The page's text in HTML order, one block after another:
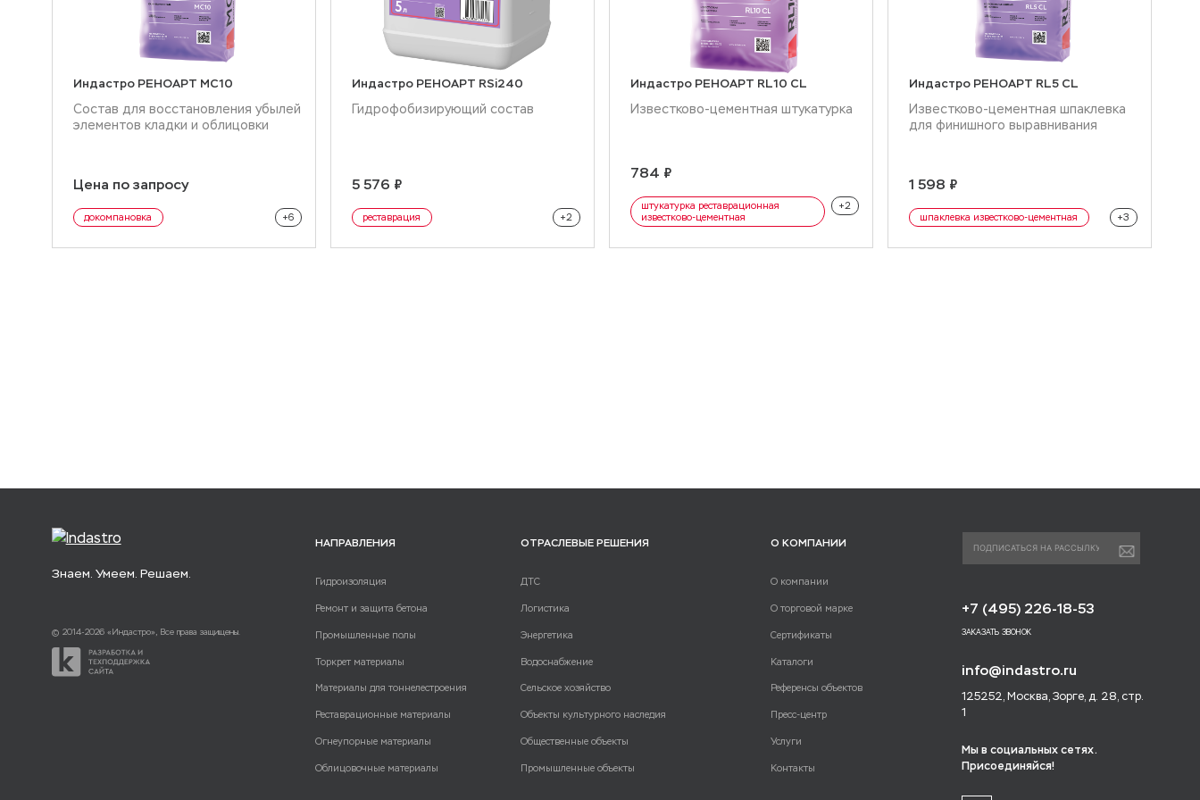
Индастро РЕНОАРТ MC10
Состав для восстановления убылей
элементов кладки и облицовки
Цена по запросу
докомпановка +6
реставрация
Индастро РЕНОАРТ RSi240
Гидрофобизирующий состав
5 576 ₽
реставрация +2
гидрофобизатор
Индастро РЕНОАРТ RL10 CL
Известково-цементная штукатурка
784 ₽
штукатурка реставрационная
известково-цементная
+2
реставрация
сухая смесь реставрационная
Индастро РЕНОАРТ RL5 CL
Известково-цементная шпаклевка
для финишного выравнивания
1 598 ₽
шпаклевка известково-цементная +3
реставрация
Знаем. Умеем. Решаем.
© 2014-2026 «Индастро», Все права защищены.
НАПРАВЛЕНИЯ
Гидроизоляция
Ремонт и защита бетона
Промышленные полы
Торкрет материалы
Материалы для тоннелестроения
Реставрационные материалы
Огнеупорные материалы
Облицовочные материалы
ОТРАСЛЕВЫЕ РЕШЕНИЯ
ДТС
Логистика
Энергетика
Водоснабжение
Сельское хозяйство
Объекты культурного наследия
Общественные объекты
Промышленные объекты
О КОМПАНИИ
О компании
О торговой марке
Сертификаты
Каталоги
Референсы объектов
Пресс-центр
Услуги
Контакты
+7 (495) 226-18-53
ЗАКАЗАТЬ ЗВОНОК
info@indastro.ru
125252, Москва, Зорге, д. 28, стр.
1
Мы в социальных сетях.
Присоединяйся!